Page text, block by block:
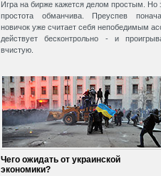
Игра на бирже кажется делом простым. Но
простота обманчива. Преуспев
новичок уже считает себя непобедимым
действует бесконтрольно - и
вчистую.
Чего ожидать от украинской
экономики?